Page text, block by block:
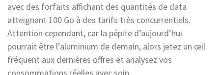
avec des forfaits affichant des quantités de data
atteignant 100 Go à des tarifs très concurrentiels.
Attention cependant, car la pépite d’aujourd’hui
pourrait être l’aluminium de demain, alors jetez un œil
fréquent aux dernières offres et analysez vos